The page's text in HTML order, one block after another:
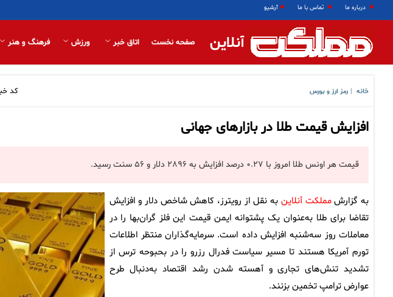
درباره ما تماس با ما آرشیو
آنلاین صفحه نخست اتاق خبر ورزش فرهنگ و هنر
خانه رمز ارز و بورس کد
افزایش قیمت طلا در بازارهای جهانی
قیمت هر اونس طلا امروز با ۰.۲۷ درصد افزایش به ۲۸۹۶ دلار و ۵۶ سنت رسید.
به گزارشمملکت آنلاین به نقل از رویترز، کاهش شاخص دلار و افزایش
تقاضا برای طلا به‌عنوان یک پشتوانه ایمن قیمت این فلز گران‌بها را در
معاملات روز سه‌شنبه افزایش داده است. سرمایه‌گذاران منتظر اطلاعات
تورم آمریکا هستند تا مسیر سیاست فدرال رزرو را در بحبوحه ترس از
تشدید تنش‌های تجاری و آهسته شدن رشد اقتصاد به‌دنبال طرح
عوارض ترامپ تخمین بزنند.